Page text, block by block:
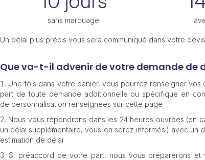
sans marquage
Un délai plus précis vous sera communiqué dans votre
Que va-t-il advenir de votre demande de
Une fois dans votre panier, vous pourrez renseigner
part de toute demande additionnelle ou spécifique en
de personnalisation renseignées sur cette page
Nous vous répondrons dans les 24 heures ouvrées (en
un délai supplémentaire, vous en serez informés.) avec un
estimation de délai
Si préaccord de votre part, nous vous préparerons et